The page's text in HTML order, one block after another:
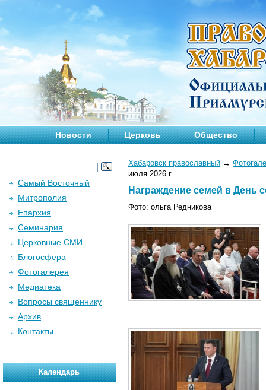
Новости Церковь Общество
Хабаровск православный →
июля 2026 г.
Награждение семей в День
Фото: ольга Редникова
Самый Восточный
Митрополия
Епархия
Семинария
Церковные СМИ
Блогосфера
Фотогалерея
Медиатека
Вопросы священнику
Архив
Контакты
Календарь